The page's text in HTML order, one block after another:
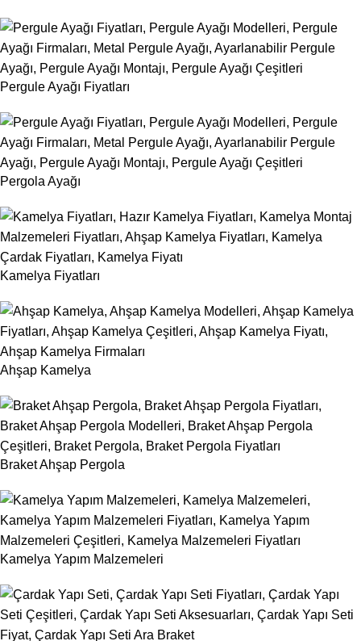
Pergule Ayağı Fiyatları
Pergola Ayağı
Kamelya Fiyatları
Ahşap Kamelya
Braket Ahşap Pergola
Kamelya Yapım Malzemeleri